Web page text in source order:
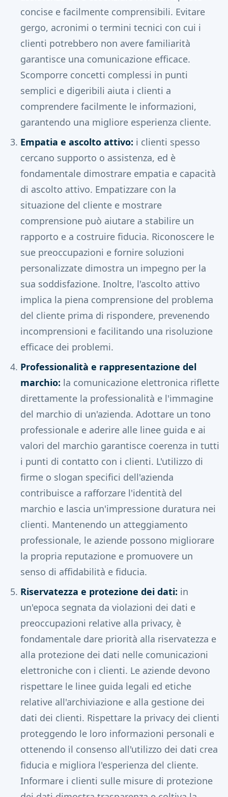
concise e facilmente comprensibili. Evitare
gergo, acronimi o termini tecnici con cui i
clienti potrebbero non avere familiarità
garantisce una comunicazione efficace.
Scomporre concetti complessi in punti
semplici e digeribili aiuta i clienti a
comprendere facilmente le informazioni,
garantendo una migliore esperienza cliente.
Empatia e ascolto attivo: i clienti spesso
cercano supporto o assistenza, ed è
fondamentale dimostrare empatia e capacità
di ascolto attivo. Empatizzare con la
situazione del cliente e mostrare
comprensione può aiutare a stabilire un
rapporto e a costruire fiducia. Riconoscere le
sue preoccupazioni e fornire soluzioni
personalizzate dimostra un impegno per la
sua soddisfazione. Inoltre, l'ascolto attivo
implica la piena comprensione del problema
del cliente prima di rispondere, prevenendo
incomprensioni e facilitando una risoluzione
efficace dei problemi.
Professionalità e rappresentazione del
marchio: la comunicazione elettronica riflette
direttamente la professionalità e l'immagine
del marchio di un'azienda. Adottare un tono
professionale e aderire alle linee guida e ai
valori del marchio garantisce coerenza in tutti
i punti di contatto con i clienti. L'utilizzo di
firme o slogan specifici dell'azienda
contribuisce a rafforzare l'identità del
marchio e lascia un'impressione duratura nei
clienti. Mantenendo un atteggiamento
professionale, le aziende possono migliorare
la propria reputazione e promuovere un
senso di affidabilità e fiducia.
Riservatezza e protezione dei dati: in
un'epoca segnata da violazioni dei dati e
preoccupazioni relative alla privacy, è
fondamentale dare priorità alla riservatezza e
alla protezione dei dati nelle comunicazioni
elettroniche con i clienti. Le aziende devono
rispettare le linee guida legali ed etiche
relative all'archiviazione e alla gestione dei
dati dei clienti. Rispettare la privacy dei clienti
proteggendo le loro informazioni personali e
ottenendo il consenso all'utilizzo dei dati crea
fiducia e migliora l'esperienza del cliente.
Informare i clienti sulle misure di protezione